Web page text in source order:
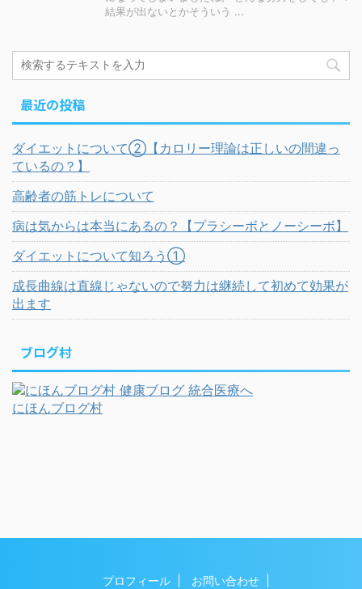
結果が出ないとかそういう ...
最近の投稿
ダイエットについて②【カロリー理論は正しいの間違っ
ているの？】
高齢者の筋トレについて
病は気からは本当にあるの？【プラシーボとノーシーボ】
ダイエットについて知ろう①
成長曲線は直線じゃないので努力は継続して初めて効果が
出ます
ブログ村
にほんブログ村
プロフィール お問い合わせ